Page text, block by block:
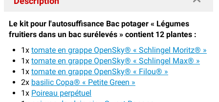
Le kit pour l'autosuffisance Bac potager « Légumes
fruitiers dans un bac surélevés » contient 12 plantes :
1x tomate en grappe OpenSky® « Schlingel Moritz® »
1x tomate en grappe OpenSky® « Schlingel Max® »
1x tomate en grappe OpenSky® « Filou® »
2x basilic Copa® « Petite Green »
1x Poireau perpétuel